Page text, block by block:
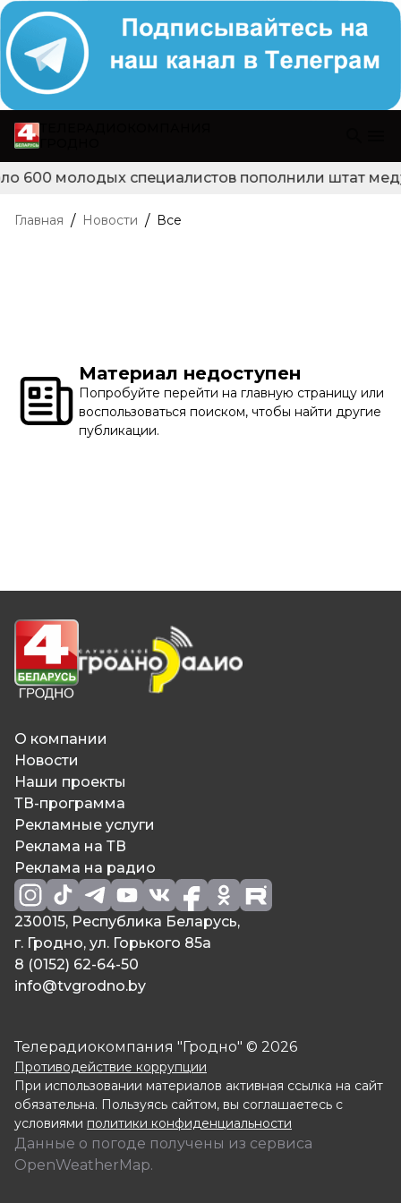
600 молодых специалистов пополнили штат
Главная / Новости / Все
Материал недоступен
Попробуйте перейти на главную страницу или
воспользоваться поиском, чтобы найти другие
публикации.
О компании
Новости
Наши проекты
ТВ-программа
Рекламные услуги
Реклама на ТВ
Реклама на радио
230015, Республика Беларусь,
г. Гродно, ул. Горького 85а
8 (0152) 62-64-50
info@tvgrodno.by
Телерадиокомпания "Гродно" © 2026
Противодействие коррупции
При использовании материалов активная ссылка на сайт
обязательна. Пользуясь сайтом, вы соглашаетесь с
условиями политики конфиденциальности
Данные о погоде получены из сервиса
OpenWeatherMap.